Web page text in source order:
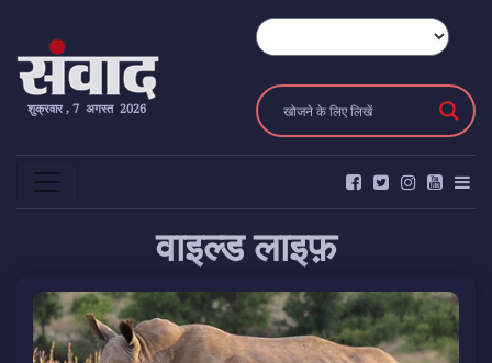
शुक्रवार , 7 अगस्त 2026
वाइल्ड लाइफ़